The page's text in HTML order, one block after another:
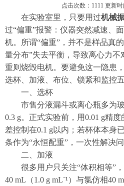
点击次数：1111 更新时
在实验室里，只要用过机械
过“偏重”报警：仪器突然减速、
机。所谓“偏重”，并不是样品真
量分布”失去平衡，导致离心力不
重则烧毁电机。要避免这一隐患
选杯、加液、布位、锁紧和监控五
一、选杯
市售分液漏斗或离心瓶多为玻
0.3 g。正式实验前，用0.01 g精
差控制在0.1 g以内；若杯体本身
条作为“永恒配重”，一次性解决问
二、加液
很多用户只关注“体积相等”，
40 mL（1.0 g mL⁻¹）与氯仿相40